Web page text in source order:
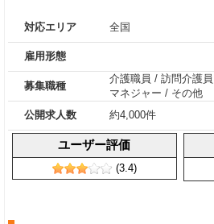
対応エリア 全国
雇用形態
募集職種
介護職員 /訪問介護員
マネジャー / その他
公開求人数
約4,000件
ユーザー評価
(3.4)